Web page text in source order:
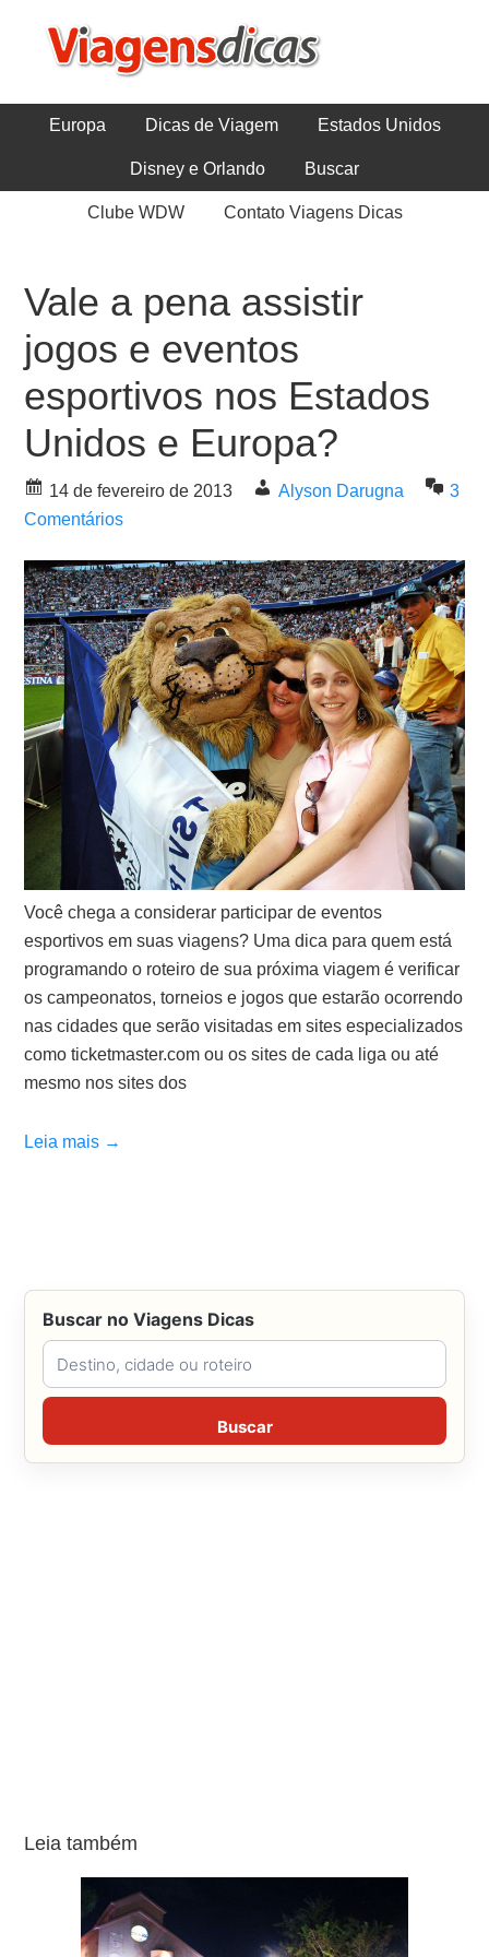
Europa Dicas de Viagem Estados Unidos
Disney e Orlando Buscar
Clube WDW Contato Viagens Dicas
Vale a pena assistir
jogos e eventos
esportivos nos Estados
Unidos e Europa?
14 de fevereiro de 2013 Alyson Darugna
3
Comentários
Você chega a considerar participar de eventos
esportivos em suas viagens? Uma dica para quem está
programando o roteiro de sua próxima viagem é verificar
os campeonatos, torneios e jogos que estarão ocorrendo
nas cidades que serão visitadas em sites especializados
como ticketmaster.com ou os sites de cada liga ou até
mesmo nos sites dos
Leia mais →
Buscar no Viagens Dicas
Buscar no Viagens Dicas
Buscar
Leia também